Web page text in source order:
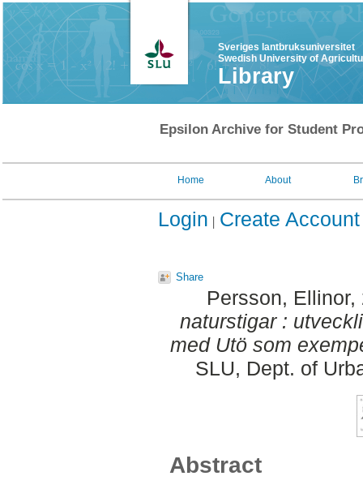
Sveriges lantbruksuniversitet
Swedish University of
Library
Epsilon Archive for Student
Home About
Login Create Account
Share
Persson, Ellinor,
naturstigar :
med Utö som
SLU, Dept. of
Abstract